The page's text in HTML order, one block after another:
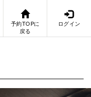
予約TOPに
戻る
ログイン